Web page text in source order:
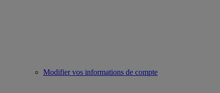
Modifier vos informations de compte